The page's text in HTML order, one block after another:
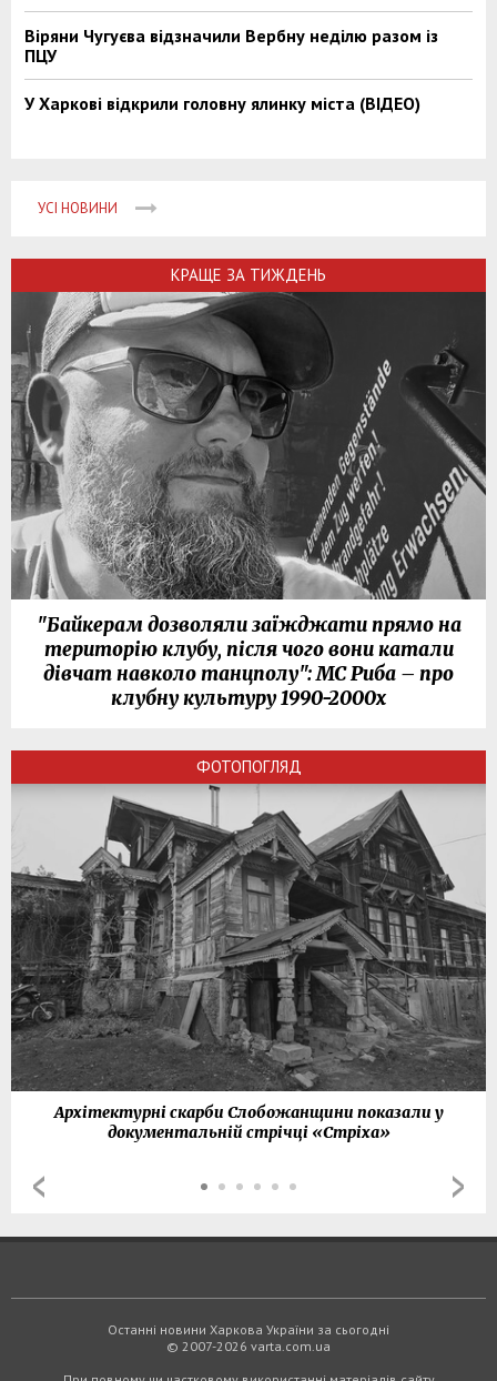
Віряни Чугуєва відзначили Вербну неділю разом із
ПЦУ
У Харкові відкрили головну ялинку міста (ВІДЕО)
УСІ НОВИНИ
КРАЩЕ ЗА ТИЖДЕНЬ
"Байкерам дозволяли заїжджати прямо на
територію клубу, після чого вони катали
дівчат навколо танцполу": МС Риба – про
клубну культуру 1990-2000х
ФОТОПОГЛЯД
Архітектурні скарби Слобожанщини показали у
документальній стрічці «Стріха»
Останні новини Харкова України за сьогодні
© 2007-2026 varta.com.ua